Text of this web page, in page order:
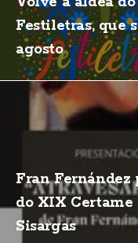
Festiletras, que
agosto
Fran Fernández
do XIX Certame
Sisargas